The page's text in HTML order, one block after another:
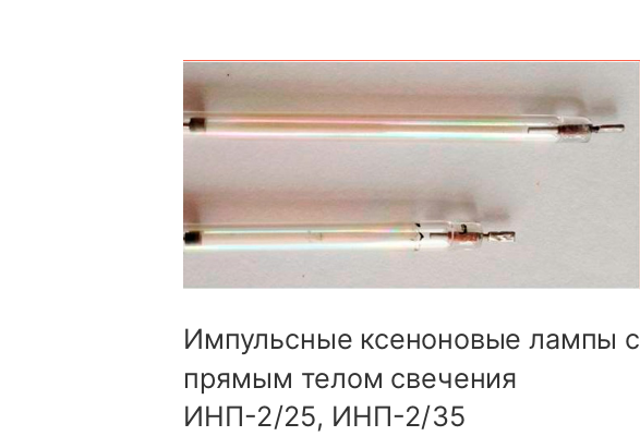
Импульсные ксеноновые лампы с
прямым телом свечения
ИНП-2/25, ИНП-2/35